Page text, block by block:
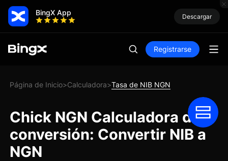
BingX App Descargar
Registrarse
Página de Inicio>Calculadora>Tasa de NIB NGN
Chick NGN Calculadora de
conversión: Convertir NIB a
NGN